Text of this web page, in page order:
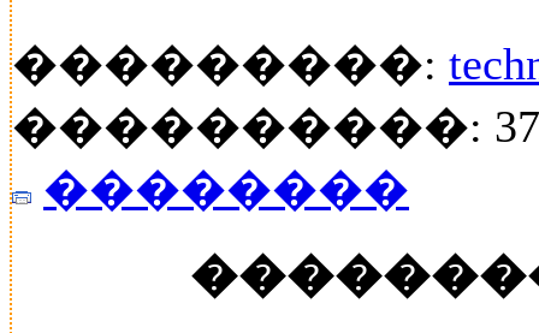
���������:
����������:
��������